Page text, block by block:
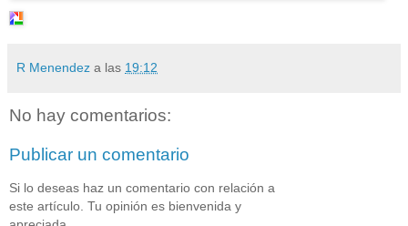
R Menendez a las 19:12
No hay comentarios:
Publicar un comentario
Si lo deseas haz un comentario con relación a
este artículo. Tu opinión es bienvenida y